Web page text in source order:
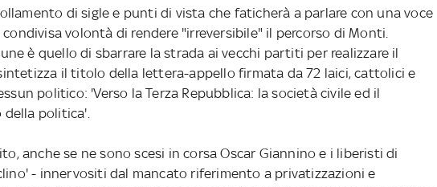
di sigle e punti di vista che faticherà a parlare con una voce
volontà di rendere "irreversibile" il percorso di Monti.
è quello di sbarrare la strada ai vecchi partiti per realizzare il
il titolo della lettera-appello firmata da 72 laici, cattolici e
politico: 'Verso la Terza Repubblica: la società civile ed il
politica'.
anche se ne sono scesi in corsa Oscar Giannino e i liberisti di
- innervositi dal mancato riferimento a privatizzazioni e